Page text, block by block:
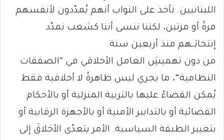
اللبنانيين. نأخذ على النواب أنهم يُمدّدون لأنفسهم
مرةً أو مرتين، لكننا ننسى أننا كشعب نمدّد
إنتخابَــهم منذ أربعين سنة.
من دون تهميشِ العامل الأخلاقي في “الصفقات
النظامية”، ما يجري ليس ظاهرةً لا أخلاقية فقط
يُمكن القضاءُ عليها بالتربية المنزلية أو بالأحكام
القضائية أو بالتدابير الأمنية أو بالأجهزة الرقابية أو
بتغيير الطبقة السياسية. الأمر يتعدّى الأخلاقَ إلى